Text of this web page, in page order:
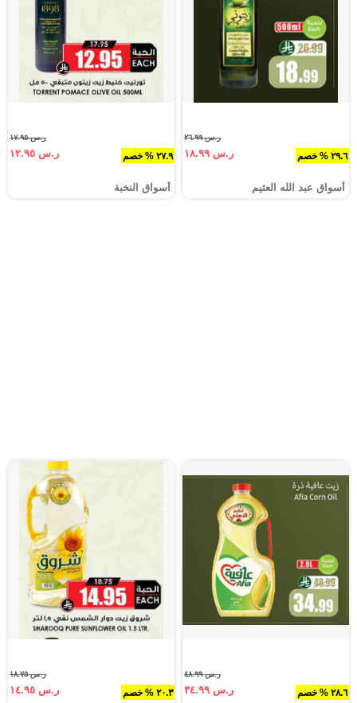
٢٩.٦ % خصم
ر.س ٢٦.٩٩
ر.س ١٨.٩٩
أسواق عبد الله العثيم
٢٧.٩ % خصم
ر.س ١٧.٩٥
ر.س ١٢.٩٥
أسواق النخبة
٢٨.٦ % خصم
ر.س ٤٨.٩٩
ر.س ٣٤.٩٩ ٢٠.٣ % خصم
ر.س ١٨.٧٥
ر.س ١٤.٩٥